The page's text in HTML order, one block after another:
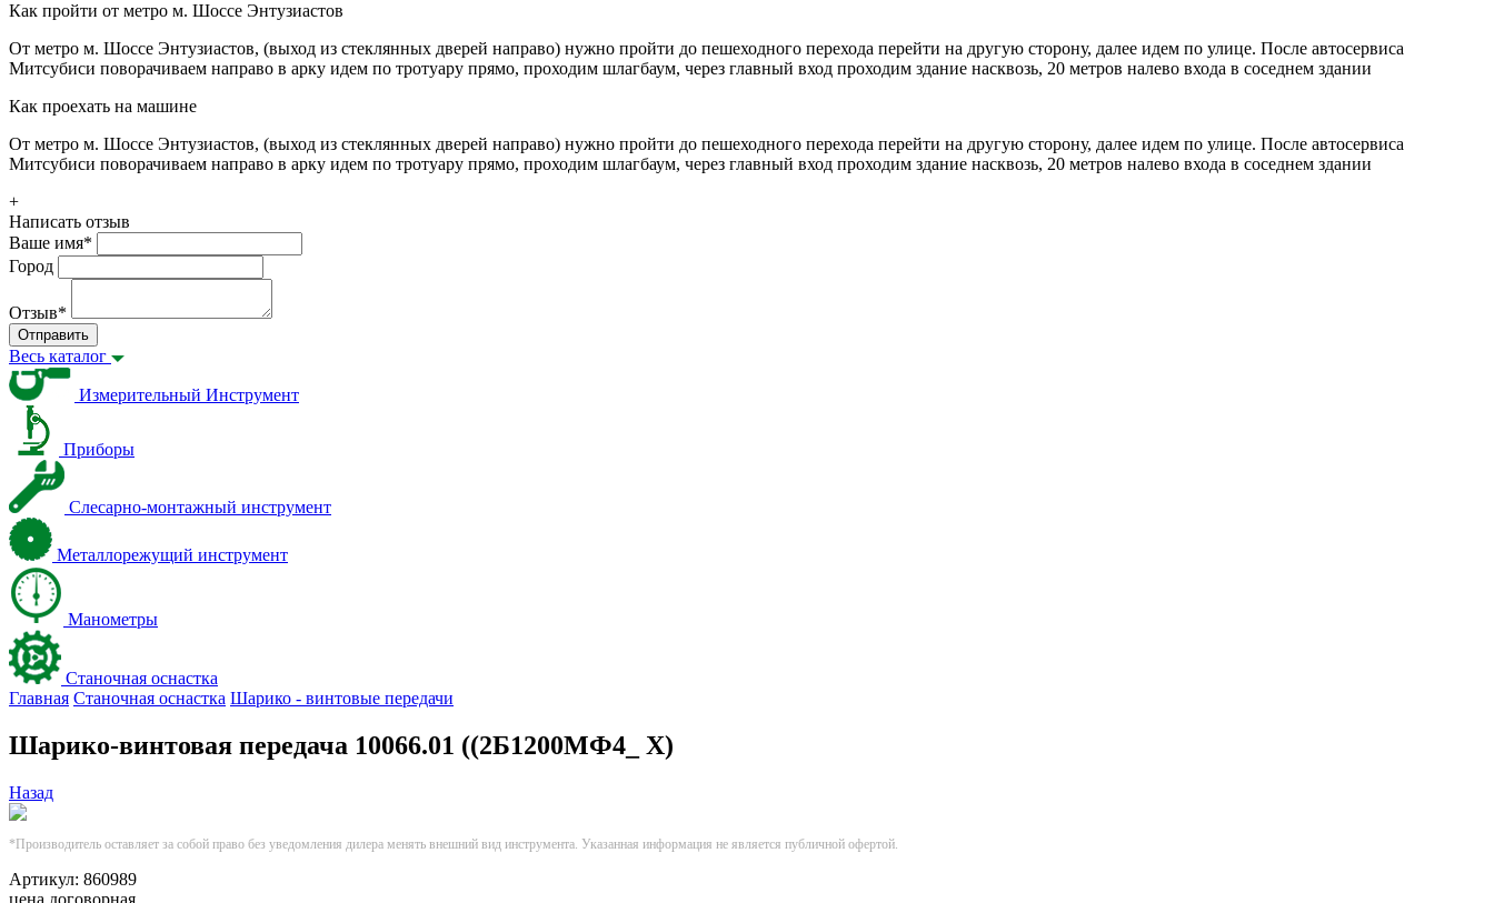
Как пройти от метро м. Шоссе Энтузиастов
От метро м. Шоссе Энтузиастов, (выход из стеклянных дверей направо) нужно пройти до пешеходного перехода перейти на другую сторону, далее идем по улице. После автосервиса
Митсубиси поворачиваем направо в арку идем по тротуару прямо, проходим шлагбаум, через главный вход проходим здание насквозь, 20 метров налево входа в соседнем здании
Как проехать на машине
От метро м. Шоссе Энтузиастов, (выход из стеклянных дверей направо) нужно пройти до пешеходного перехода перейти на другую сторону, далее идем по улице. После автосервиса
Митсубиси поворачиваем направо в арку идем по тротуару прямо, проходим шлагбаум, через главный вход проходим здание насквозь, 20 метров налево входа в соседнем здании
+
Написать отзыв
Ваше имя*
Город
Отзыв*
Отправить
Весь каталог
Измерительный Инструмент
Приборы
Слесарно-монтажный инструмент
Металлорежущий инструмент
Манометры
Станочная оснастка
Главная Станочная оснастка Шарико - винтовые передачи
Шарико-винтовая передача 10066.01 ((2Б1200МФ4_ Х)
Назад
*Производитель оставляет за собой право без уведомления дилера менять внешний вид инструмента. Указанная информация не является публичной офертой.
Артикул: 860989
цена договорная